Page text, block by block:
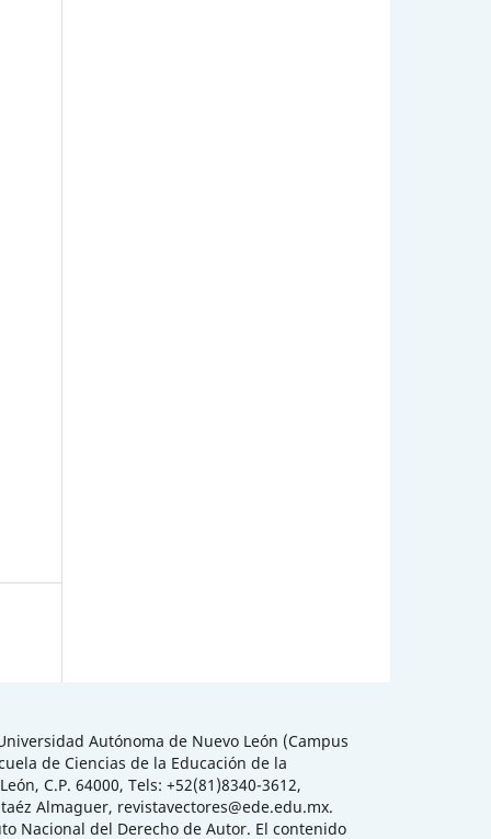
Autónoma de Nuevo León (Campus
de Ciencias de la Educación de la
C.P. 64000, Tels: +52(81)8340-3612,
Almaguer, revistavectores@ede.edu.mx.
Nacional del Derecho de Autor. El contenido